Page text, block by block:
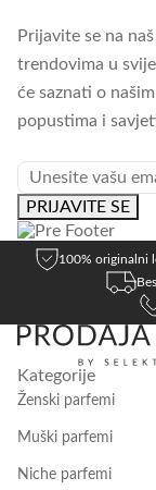
Prijavite se na
trendovima u
će saznati o
popustima i
EMAIL
PRIJAVITE SE
100% originalni
Kategorije
Ženski parfemi
Muški parfemi
Niche parfemi